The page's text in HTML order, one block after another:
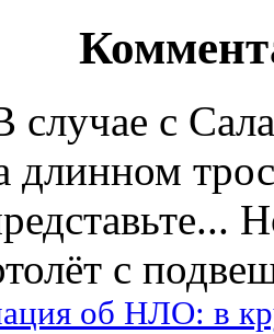
случае с
длинном
с
об НЛО: в